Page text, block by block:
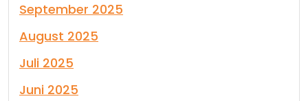
September 2025
August 2025
Juli 2025
Juni 2025